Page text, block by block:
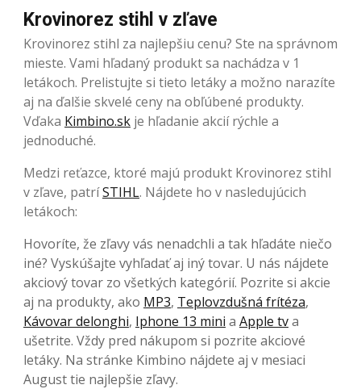
Krovinorez stihl v zľave
Krovinorez stihl za najlepšiu cenu? Ste na správnom
mieste. Vami hľadaný produkt sa nachádza v 1
letákoch. Prelistujte si tieto letáky a možno narazíte
aj na ďalšie skvelé ceny na obľúbené produkty.
Vďaka Kimbino.sk je hľadanie akcií rýchle a
jednoduché.
Medzi reťazce, ktoré majú produkt Krovinorez stihl
v zľave, patríSTIHL. Nájdete ho v nasledujúcich
letákoch:
Hovoríte, že zľavy vás nenadchli a tak hľadáte niečo
iné? Vyskúšajte vyhľadať aj iný tovar. U nás nájdete
akciový tovar zo všetkých kategórií. Pozrite si akcie
aj na produkty, ako MP3, Teplovzdušná frítéza,
Kávovar delonghi, Iphone 13 mini a Apple tva
ušetrite. Vždy pred nákupom si pozrite akciové
letáky. Na stránke Kimbino nájdete aj v mesiaci
August tie najlepšie zľavy.